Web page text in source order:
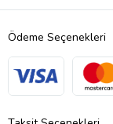
Ödeme Seçenekleri